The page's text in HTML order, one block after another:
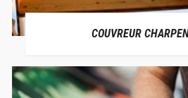
COUVREUR